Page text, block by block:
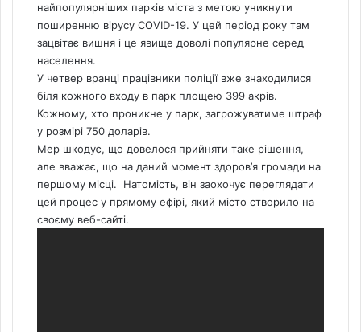
найпопулярніших парків міста з метою уникнути
поширенню вірусу COVID-19. У цей період року там
зацвітає вишня і це явище доволі популярне серед
населення.
У четвер вранці працівники поліції вже знаходилися
біля кожного входу в парк площею 399 акрів.
Кожному, хто проникне у парк, загрожуватиме штраф
у розмірі 750 доларів.
Мер шкодує, що довелося прийняти таке рішення,
але вважає, що на даний момент здоров’я громади на
першому місці. Натомість, він заохочує переглядати
цей процес у прямому ефірі, який місто створило на
своєму веб-сайті.